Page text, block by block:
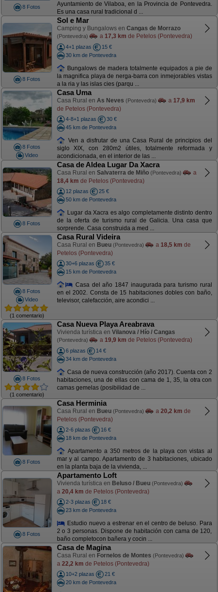
8 Fotos
Ayuntamiento de Vilaboa, en la Provincia de Pontevedra.
Es una casa rural tradicional d ...
8 Fotos
Sol e Mar
Camping y Bungalows en Cangas de Morrazo
(Pontevedra) a 17,3 km de Petelos (Pontevedra)
4+1 plazas
15 €
30 km de Pontevedra
Bungalows de madera totalmente equipados a pie de
la magnifica playa de nerga-barra con inmejorables vistas
a la ria y las islas cies (parqu ...
8 Fotos
Video
Casa Uma
Casa Rural en As Neves (Pontevedra) a 17,9 km
de Petelos (Pontevedra)
4-8+1 plazas
30 €
45 km de Pontevedra
Ven a disfrutar de una Casa Rural de principios del
siglo XIX, con 280m2 útiles, totalmente reformada y
acondicionada, en el interior de las ...
8 Fotos
Casa de Aldea Lugar Da Xacra
Casa Rural en Salvaterra de Miño (Pontevedra)
a
18,4 km de Petelos (Pontevedra)
12 plazas
25 €
50 km de Pontevedra
Lugar da Xacra es algo completamente distinto dentro
de la oferta de turismo rural de Galicia. Una casa que
sorprende. Casa construida a med ...
8 Fotos
Video
(1 comentario)
Casa Rural Videira
Casa Rural en Bueu (Pontevedra) a 18,5 km de
Petelos (Pontevedra)
30+6 plazas
35 €
15 km de Pontevedra
Casa del año 1847 inaugurada para turismo rural
en el 2002. Consta de 15 habitaciones dobles con baño,
televisor, calefacción, aire acondici ...
8 Fotos
(1 comentario)
Casa Nueva Playa Areabrava
Vivienda turística en Vilanova / Hío / Cangas
(Pontevedra) a 19,9 km de Petelos (Pontevedra)
6 plazas
14 €
34 km de Pontevedra
Casa de nueva construcción (año 2017). Cuenta con 2
habitaciones, una de ellas con cama de 1, 35, la otra con
camas gemelas (posibilidad de ...
8 Fotos
Casa Herminia
Casa Rural en Bueu (Pontevedra) a 20,2 km de
Petelos (Pontevedra)
2-6 plazas
16 €
18 km de Pontevedra
Apartamento a 350 metros de la playa con vistas al
mar y al campo. Apartamento de 3 habitaciones, ubicado
en la planta baja de la vivienda, ...
8 Fotos
Apartamento Loft
Vivienda turística en Beluso / Bueu (Pontevedra)
a 20,4 km de Petelos (Pontevedra)
2-3 plazas
18 €
23 km de Pontevedra
Estudio nuevo a estrenar en el centro de beluso. Para
2 o 3 personas. Dispone de habitación con cama de 120,
baño completocon bañera y cocin ...
Casa de Magina
Casa Rural en Fornelos de Montes (Pontevedra)
a 22,2 km de Petelos (Pontevedra)
10+2 plazas
21 €
20 km de Pontevedra